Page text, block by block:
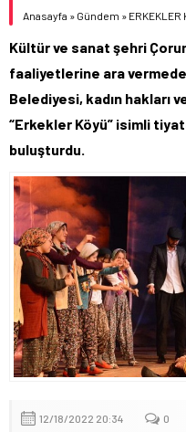
13.703,13
47,5932
Anasayfa » Gündem » ERKEKLER
Kültür ve sanat şehri
faaliyetlerine ara
Belediyesi, kadın hakları
“Erkekler Köyü” isimli
buluşturdu.
12/18/2022 20:34 0